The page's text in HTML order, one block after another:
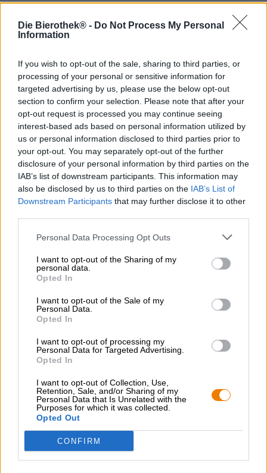
Die Bierothek® - Do Not Process My Personal
Information
If you wish to opt-out of the sale, sharing to third parties, or
processing of your personal or sensitive information for
targeted advertising by us, please use the below opt-out
section to confirm your selection. Please note that after your
opt-out request is processed you may continue seeing
interest-based ads based on personal information utilized by
us or personal information disclosed to third parties prior to
your opt-out. You may separately opt-out of the further
disclosure of your personal information by third parties on the
IAB’s list of downstream participants. This information may
also be disclosed by us to third parties on the IAB’s List of
Downstream Participants that may further disclose it to other
Personal Data Processing Opt Outs
I want to opt-out of the Sharing of my
personal data.
Opted In
I want to opt-out of the Sale of my
Personal Data.
Opted In
I want to opt-out of processing my
Personal Data for Targeted Advertising.
Opted In
I want to opt-out of Collection, Use,
Retention, Sale, and/or Sharing of my
Personal Data that Is Unrelated with the
Purposes for which it was collected.
Opted Out
CONFIRM
Zure bieren | Meergranenbier | Fruit-, kruiden- en specerijenbieren
summer crush
Espiga
€ 5,39
EINWEG
0,33 L KAN - € 16,33 / LTR
Uitverkocht
bierdeckel